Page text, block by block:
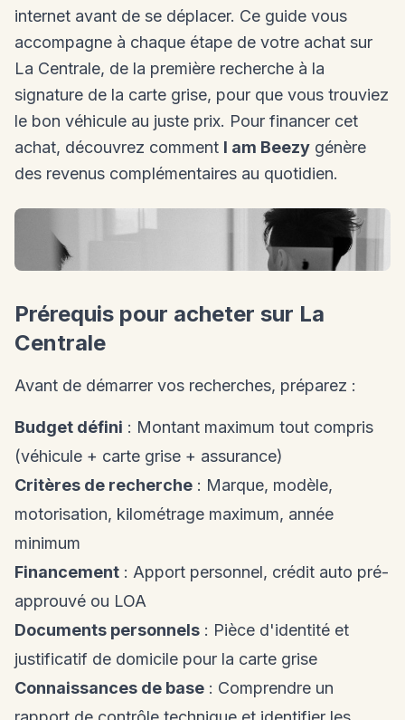
internet avant de se déplacer. Ce guide vous
accompagne à chaque étape de votre achat sur
La Centrale, de la première recherche à la
signature de la carte grise, pour que vous trouviez
le bon véhicule au juste prix. Pour financer cet
achat, découvrez comment I am Beezy génère
des revenus complémentaires au quotidien.
Prérequis pour acheter sur La
Centrale
Avant de démarrer vos recherches, préparez :
Budget défini : Montant maximum tout compris
(véhicule + carte grise + assurance)
Critères de recherche : Marque, modèle,
motorisation, kilométrage maximum, année
minimum
Financement : Apport personnel, crédit auto pré-
approuvé ou LOA
Documents personnels : Pièce d'identité et
justificatif de domicile pour la carte grise
Connaissances de base : Comprendre un